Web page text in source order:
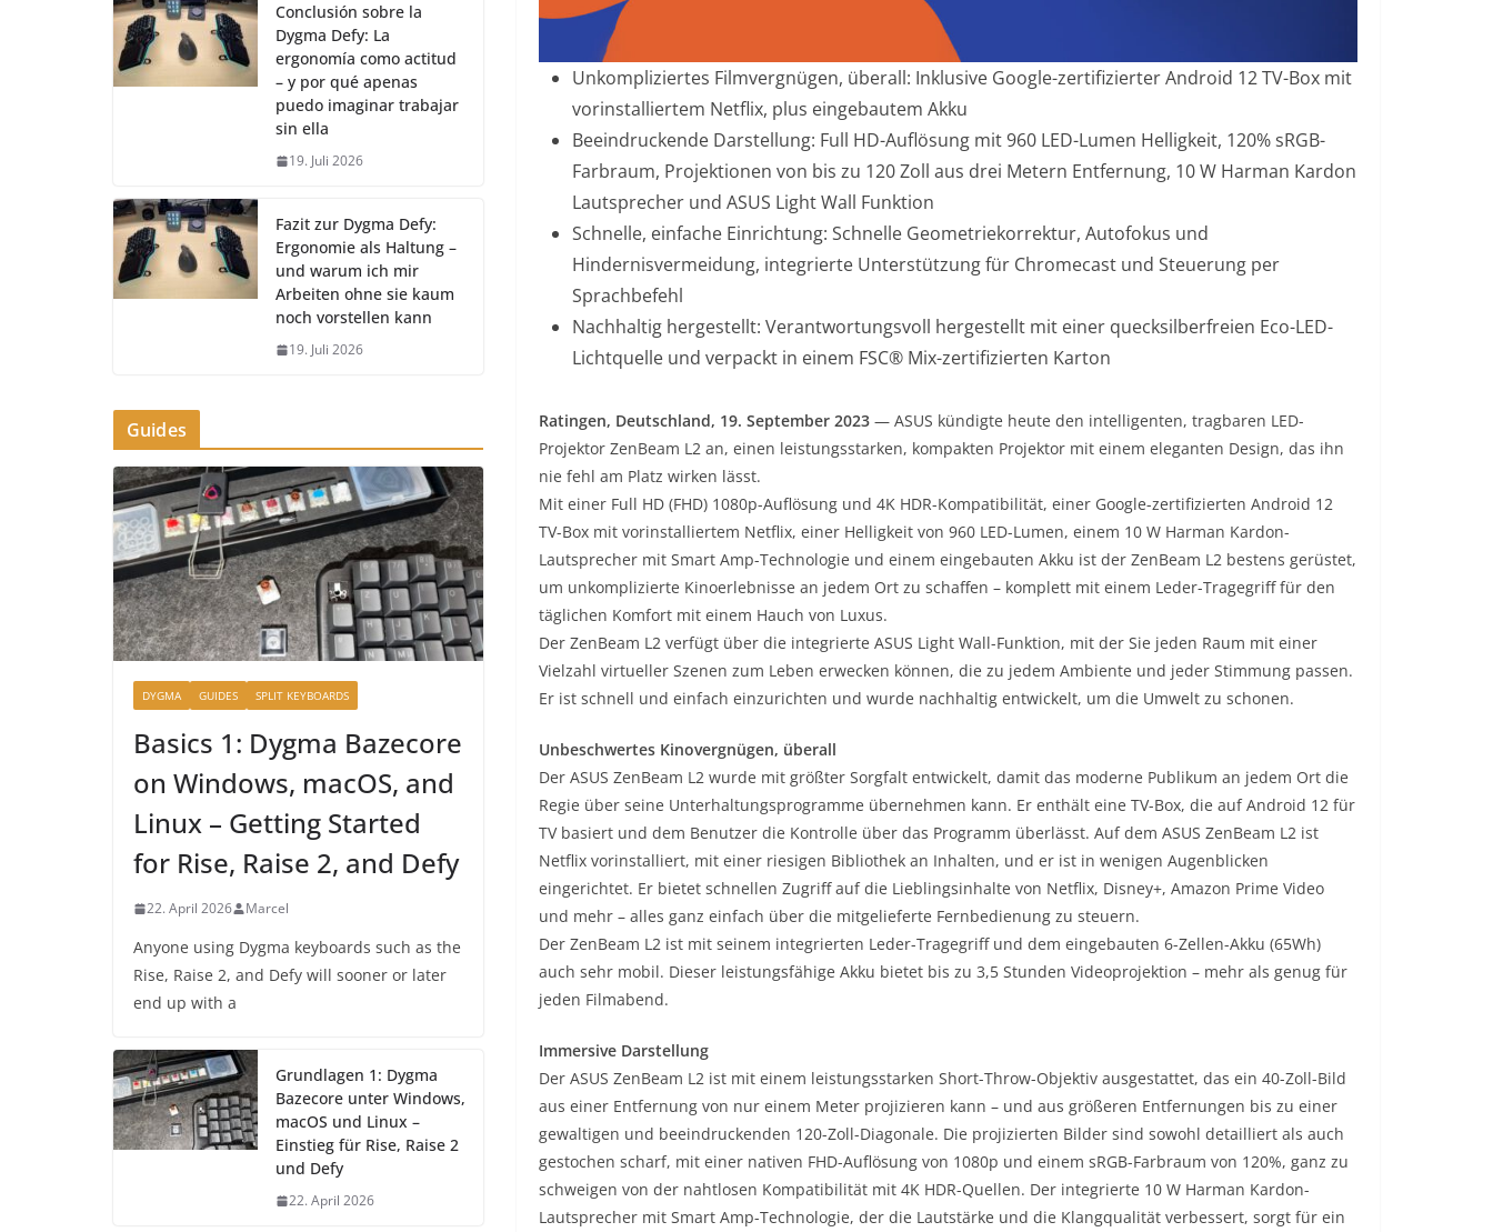
Unkompliziertes Filmvergnügen, überall: Inklusive Google-zertifizierter Android 12 TV-Box mit
vorinstalliertem Netflix, plus eingebautem Akku
Beeindruckende Darstellung: Full HD-Auflösung mit 960 LED-Lumen Helligkeit, 120% sRGB-
Farbraum, Projektionen von bis zu 120 Zoll aus drei Metern Entfernung, 10 W Harman Kardon
Lautsprecher und ASUS Light Wall Funktion
Schnelle, einfache Einrichtung: Schnelle Geometriekorrektur, Autofokus und
Hindernisvermeidung, integrierte Unterstützung für Chromecast und Steuerung per
Sprachbefehl
Nachhaltig hergestellt: Verantwortungsvoll hergestellt mit einer quecksilberfreien Eco-LED-
Lichtquelle und verpackt in einem FSC® Mix-zertifizierten Karton
Ratingen, Deutschland, 19. September 2023 — ASUS kündigte heute den intelligenten, tragbaren LED-
Projektor ZenBeam L2 an, einen leistungsstarken, kompakten Projektor mit einem eleganten Design, das ihn
nie fehl am Platz wirken lässt.
Mit einer Full HD (FHD) 1080p-Auflösung und 4K HDR-Kompatibilität, einer Google-zertifizierten Android 12
TV-Box mit vorinstalliertem Netflix, einer Helligkeit von 960 LED-Lumen, einem 10 W Harman Kardon-
Lautsprecher mit Smart Amp-Technologie und einem eingebauten Akku ist der ZenBeam L2 bestens gerüstet,
um unkomplizierte Kinoerlebnisse an jedem Ort zu schaffen – komplett mit einem Leder-Tragegriff für den
täglichen Komfort mit einem Hauch von Luxus.
Der ZenBeam L2 verfügt über die integrierte ASUS Light Wall-Funktion, mit der Sie jeden Raum mit einer
Vielzahl virtueller Szenen zum Leben erwecken können, die zu jedem Ambiente und jeder Stimmung passen.
Er ist schnell und einfach einzurichten und wurde nachhaltig entwickelt, um die Umwelt zu schonen.
Unbeschwertes Kinovergnügen, überall
Der ASUS ZenBeam L2 wurde mit größter Sorgfalt entwickelt, damit das moderne Publikum an jedem Ort die
Regie über seine Unterhaltungsprogramme übernehmen kann. Er enthält eine TV-Box, die auf Android 12 für
TV basiert und dem Benutzer die Kontrolle über das Programm überlässt. Auf dem ASUS ZenBeam L2 ist
Netflix vorinstalliert, mit einer riesigen Bibliothek an Inhalten, und er ist in wenigen Augenblicken
eingerichtet. Er bietet schnellen Zugriff auf die Lieblingsinhalte von Netflix, Disney+, Amazon Prime Video
und mehr – alles ganz einfach über die mitgelieferte Fernbedienung zu steuern.
Der ZenBeam L2 ist mit seinem integrierten Leder-Tragegriff und dem eingebauten 6-Zellen-Akku (65Wh)
auch sehr mobil. Dieser leistungsfähige Akku bietet bis zu 3,5 Stunden Videoprojektion – mehr als genug für
jeden Filmabend.
Immersive Darstellung
Der ASUS ZenBeam L2 ist mit einem leistungsstarken Short-Throw-Objektiv ausgestattet, das ein 40-Zoll-Bild
aus einer Entfernung von nur einem Meter projizieren kann – und aus größeren Entfernungen bis zu einer
gewaltigen und beeindruckenden 120-Zoll-Diagonale. Die projizierten Bilder sind sowohl detailliert als auch
gestochen scharf, mit einer nativen FHD-Auflösung von 1080p und einem sRGB-Farbraum von 120%, ganz zu
schweigen von der nahtlosen Kompatibilität mit 4K HDR-Quellen. Der integrierte 10 W Harman Kardon-
Lautsprecher mit Smart Amp-Technologie, der die Lautstärke und die Klangqualität verbessert, sorgt für ein
Conclusión sobre la
Dygma Defy: La
ergonomía como actitud
– y por qué apenas
puedo imaginar trabajar
sin ella
19. Juli 2026
Fazit zur Dygma Defy:
Ergonomie als Haltung –
und warum ich mir
Arbeiten ohne sie kaum
noch vorstellen kann
19. Juli 2026
Guides
DYGMA GUIDES SPLIT KEYBOARDS
Basics 1: Dygma Bazecore
on Windows, macOS, and
Linux – Getting Started
for Rise, Raise 2, and Defy
22. April 2026 Marcel
Anyone using Dygma keyboards such as the
Rise, Raise 2, and Defy will sooner or later
end up with a
Grundlagen 1: Dygma
Bazecore unter Windows,
macOS und Linux –
Einstieg für Rise, Raise 2
und Defy
22. April 2026